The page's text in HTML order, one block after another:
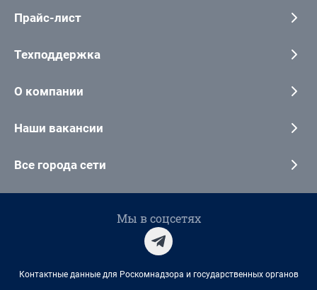
Прайс-лист
Техподдержка
О компании
Наши вакансии
Все города сети
Мы в соцсетях
Контактные данные для Роскомнадзора и государственных органов